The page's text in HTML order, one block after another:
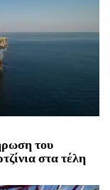
αέριο σε